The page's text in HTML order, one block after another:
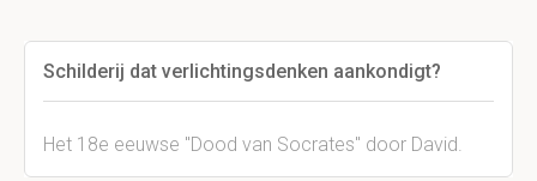
Schilderij dat verlichtingsdenken aankondigt?
Het 18e eeuwse "Dood van Socrates" door David.